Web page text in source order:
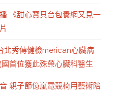
《甜心寶貝台包養網又見一
北秀傳健檢merican心臟病
首位獲此殊榮心臟科醫生
親子節億嵐電競椅用藝術陪